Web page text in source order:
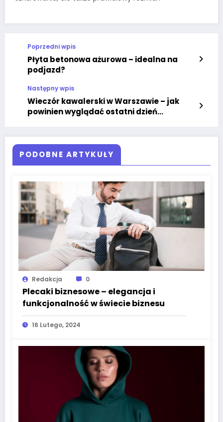
Poprzedni wpis
Płyta betonowa ażurowa – idealna na
podjazd?
Następny wpis
Wieczór kawalerski w Warszawie – jak
powinien wyglądać ostatni dzień
PODOBNE ARTYKUŁY
Redakcja 0
Plecaki biznesowe – elegancja i
funkcjonalność w świecie biznesu
16 Lutego, 2024